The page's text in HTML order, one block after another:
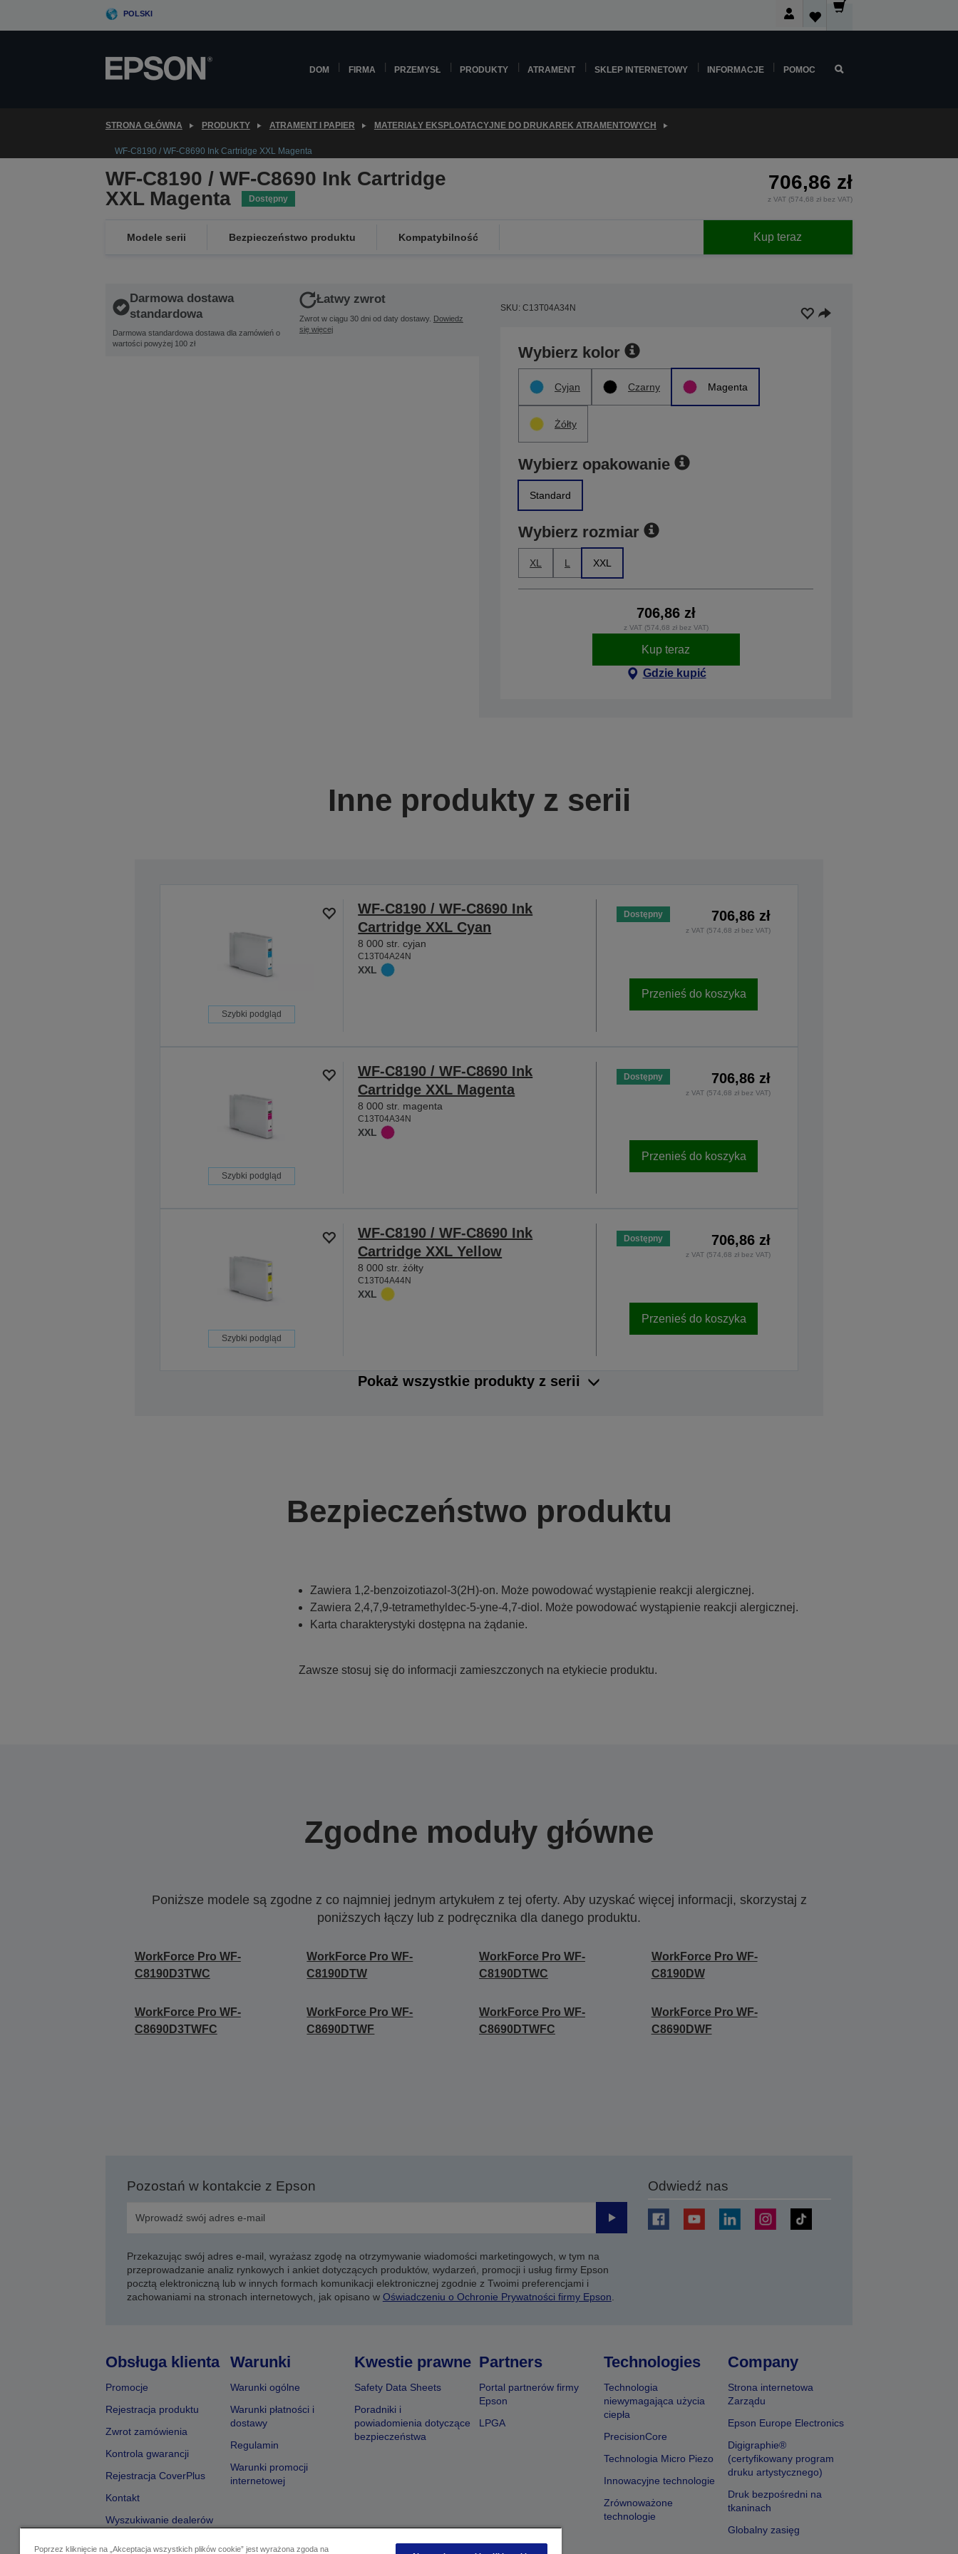
POLSKI
DOM FIRMA PRZEMYSŁ PRODUKTY ATRAMENT SKLEP INTERNETOWY INFORMACJE POMOC
STRONA GŁÓWNA PRODUKTY ATRAMENT I PAPIER MATERIAŁY EKSPLOATACYJNE DO DRUKAREK ATRAMENTOWYCH
WF-C8190 / WF-C8690 Ink Cartridge XXL Magenta
WF-C8190 / WF-C8690 Ink Cartridge
XXL Magenta
Dostępny
706,86 zł
z VAT (574,68 zł bez VAT)
Modele serii Bezpieczeństwo produktu Kompatybilność Kup teraz
Darmowa dostawa
standardowa
Darmowa standardowa dostawa dla zamówień o
wartości powyżej 100 zł
Łatwy zwrot
Zwrot w ciągu 30 dni od daty dostawy. Dowiedz
się więcej
SKU: C13T04A34N
Wybierz kolor
Cyjan Czarny Magenta
Żółty
Wybierz opakowanie
Standard
Wybierz rozmiar
XL L XXL
706,86 zł
z VAT (574,68 zł bez VAT)
Kup teraz
Gdzie kupić
Inne produkty z serii
Szybki podgląd
WF-C8190 / WF-C8690 Ink
Cartridge XXL Cyan
8 000 str. cyjan
C13T04A24N
XXL
Dostępny 706,86 zł
z VAT (574,68 zł bez VAT)
Przenieś do koszyka
Szybki podgląd
WF-C8190 / WF-C8690 Ink
Cartridge XXL Magenta
8 000 str. magenta
C13T04A34N
XXL
Dostępny 706,86 zł
z VAT (574,68 zł bez VAT)
Przenieś do koszyka
Szybki podgląd
WF-C8190 / WF-C8690 Ink
Cartridge XXL Yellow
8 000 str. żółty
C13T04A44N
XXL
Dostępny 706,86 zł
z VAT (574,68 zł bez VAT)
Przenieś do koszyka
Pokaż wszystkie produkty z serii
Bezpieczeństwo produktu
Zawiera 1,2-benzoizotiazol-3(2H)-on. Może powodować wystąpienie reakcji alergicznej.
Zawiera 2,4,7,9-tetramethyldec-5-yne-4,7-diol. Może powodować wystąpienie reakcji alergicznej.
Karta charakterystyki dostępna na żądanie.
Zawsze stosuj się do informacji zamieszczonych na etykiecie produktu.
Zgodne moduły główne
Poniższe modele są zgodne z co najmniej jednym artykułem z tej oferty. Aby uzyskać więcej informacji, skorzystaj z
poniższych łączy lub z podręcznika dla danego produktu.
WorkForce Pro WF-
C8190D3TWC
WorkForce Pro WF-
C8190DTW
WorkForce Pro WF-
C8190DTWC
WorkForce Pro WF-
C8190DW
WorkForce Pro WF-
C8690D3TWFC
WorkForce Pro WF-
C8690DTWF
WorkForce Pro WF-
C8690DTWFC
WorkForce Pro WF-
C8690DWF
Pozostań w kontakcie z Epson
Prześlij
Przekazując swój adres e-mail, wyrażasz zgodę na otrzymywanie wiadomości marketingowych, w tym na
przeprowadzanie analiz rynkowych i ankiet dotyczących produktów, wydarzeń, promocji i usług firmy Epson
pocztą elektroniczną lub w innych formach komunikacji elektronicznej zgodnie z Twoimi preferencjami i
zachowaniami na stronach internetowych, jak opisano w Oświadczeniu o Ochronie Prywatności firmy Epson
Odwiedź nas
Obsługa klienta
Promocje
Rejestracja produktu
Zwrot zamówienia
Kontrola gwarancji
Rejestracja CoverPlus
Kontakt
Wyszukiwanie dealerów
Warunki
Warunki ogólne
Warunki płatności i
dostawy
Regulamin
Warunki promocji
internetowej
Kwestie prawne
Safety Data Sheets
Poradniki i
powiadomienia dotyczące
bezpieczeństwa
Partners
Portal partnerów firmy
Epson
LPGA
Technologies
Technologia
niewymagająca użycia
ciepła
PrecisionCore
Technologia Micro Piezo
Innowacyjne technologie
Zrównoważone
technologie
Company
Strona internetowa
Zarządu
Epson Europe Electronics
Digigraphie®
(certyfikowany program
druku artystycznego)
Druk bezpośredni na
tkaninach
Globalny zasięg
Poprzez kliknięcie na „Akceptacja wszystkich plików cookie” jest wyrażona zgoda na